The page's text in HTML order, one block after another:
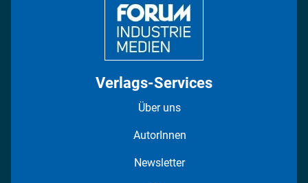
Verlags-Services
Über uns
AutorInnen
Newsletter